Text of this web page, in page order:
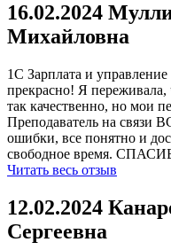
16.02.2024
Михайловна
1С Зарплата и
прекрасно! Я
так качественно, но мои
Преподаватель на связи
ошибки, все понятно и
свободное время.
Читать весь отзыв
12.02.2024
Сергеевна